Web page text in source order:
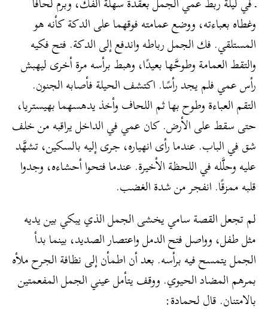
وغطاه بعباءته، ووضع عمامته فوقهما على الدكة كأنه هو
المستلقي. فك الجمل رباطه واندفع إلى الدكة. فتح فكيه
والتقط العمامة وطوحَّها بعيدًا، وهبط برأسه مرة أخرى ليهبش
رأس عمي فلم يجد رأسًا. اكتشف الحيلة فأصابه الجنون.
التقم العباءة وطوح بها ثم اللحاف وأخذ يدهسهما بهيستريا،
حتى سقط على الأرض. كان عمي في الداخل يراقبه من خلف
شق في الباب. عندما رأى انهياره، جرى إليه بالسكين، تشهَّد
عليه وحلَّله في اللحظة الأخيرة. عندما فتحوا أحشاءه، وجدوا
قلبه ممزقًا. انفجر من شدة الغضب.
لم تجعل القصة سامي يخشى الجمل الذي يبكي بين يديه
مثل طفل، وواصل فتح الدمل واعتصار الصديد، بينما بدأ
الجمل يتمسح فيه برأسه. بعد أن اطمأن إلى نظافة الجرح ملأه
بمرهم المضاد الحيوي. ووقف يتأمل عيني الجمل المفعمتين
بالامتنان. قال لحمادة: